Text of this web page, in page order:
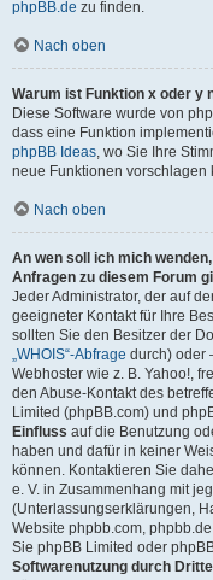
phpBB.de zu finden.
Nach oben
Warum ist Funktion x oder y
Diese Software wurde von
dass eine Funktion
phpBB Ideas, wo Sie Ihre
neue Funktionen vorschlagen
Nach oben
An wen soll ich mich
Anfragen zu diesem Forum
Jeder Administrator, der auf
geeigneter Kontakt für Ihre
sollten Sie den Besitzer der
„WHOIS“-Abfrage durch) oder
Webhoster wie z. B. Yahoo!,
den Abuse-Kontakt des
Limited (phpBB.com) und
Einfluss auf die Benutzung
haben und dafür in keiner
können. Kontaktieren Sie
e. V. in Zusammenhang mit
(Unterlassungserklärungen,
Website phpbb.com,
Sie phpBB Limited oder
Softwarenutzung durch Dritte